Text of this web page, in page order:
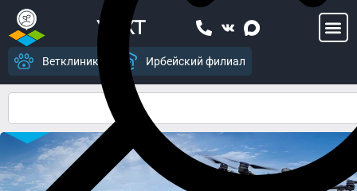
УСХТ
Ветклиника Ирбейский филиал